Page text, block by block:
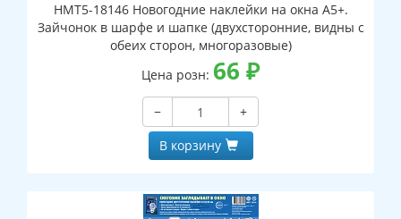
НМТ5-18146 Новогодние наклейки на окна А5+.
Зайчонок в шарфе и шапке (двухсторонние, видны с
обеих сторон, многоразовые)
Цена розн: 66 ₽
−
+
В корзину